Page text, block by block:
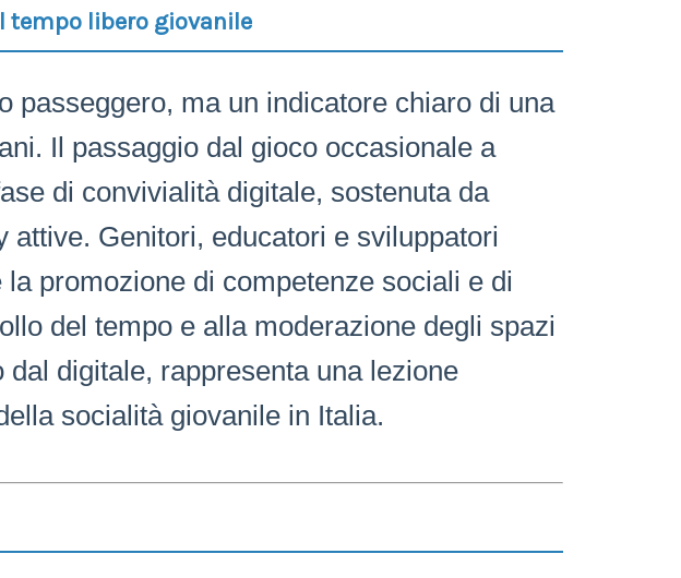
tempo libero giovanile
passeggero, ma un indicatore chiaro di una
Il passaggio dal gioco occasionale a
di convivialità digitale, sostenuta da
Genitori, educatori e sviluppatori
promozione di competenze sociali e di
del tempo e alla moderazione degli spazi
digitale, rappresenta una lezione
socialità giovanile in Italia.